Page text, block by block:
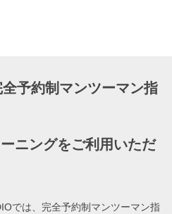
予約制マンツーマン指
ニングをご利用いただ
では、完全予約制マンツーマン指